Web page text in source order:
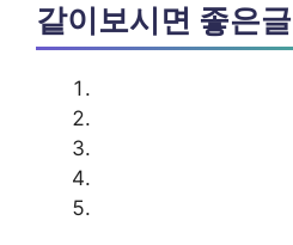
같이보시면 좋은글